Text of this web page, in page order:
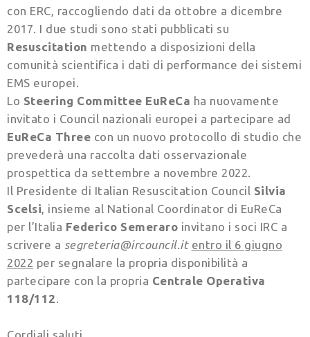
con ERC, raccogliendo dati da ottobre a dicembre
2017. I due studi sono stati pubblicati su
Resuscitation mettendo a disposizioni della
comunità scientifica i dati di performance dei sistemi
EMS europei.
Lo Steering Committee EuReCa ha nuovamente
invitato i Council nazionali europei a partecipare ad
EuReCa Three con un nuovo protocollo di studio che
prevederà una raccolta dati osservazionale
prospettica da settembre a novembre 2022.
Il Presidente di Italian Resuscitation Council Silvia
Scelsi, insieme al National Coordinator di EuReCa
per l’Italia Federico Semeraro invitano i soci IRC a
scrivere a segreteria@ircouncil.it entro il 6 giugno
2022 per segnalare la propria disponibilità a
partecipare con la propria Centrale Operativa
118/112.